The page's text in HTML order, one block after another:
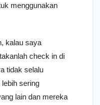
menggunakan
kalau saya
check in di
tidak selalu
sering
lain dan mereka